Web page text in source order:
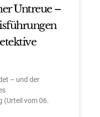
Untreue –
– und der
(Urteil vom 06.